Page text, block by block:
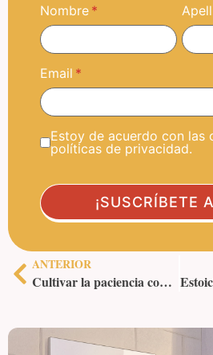
Nombre
Email
Estoy de acuerdo con las
políticas de privacidad.
ANTERIOR
Cultivar la paciencia con ejercicios estoicos